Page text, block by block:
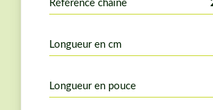
Longueur en cm
Longueur en pouce